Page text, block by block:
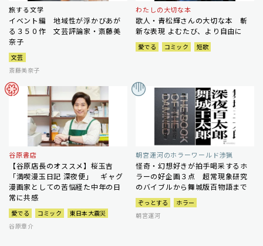
旅する文学
イベント編 地域性が浮かびあが
る３５０作 文芸評論家・斎藤美
奈子
文芸
斎藤美奈子
わたしの大切な本
歌人・青松輝さんの大切な本 斬
新な表現 よむたび、より自由に
愛でる コミック 短歌
谷原書店
【谷原店長のオススメ】桜玉吉
「満喫漫玉日記 深夜便」 ギャグ
漫画家としての苦悩経た中年の日
常に共感
愛でる コミック
東日本大震災
谷原章介
朝宮運河のホラーワールド渉猟
怪奇・幻想好きが拍手喝采するホ
ラーの好企画３点 超常現象研究
のバイブルから舞城版百物語まで
ぞっとする
ホラー
朝宮運河